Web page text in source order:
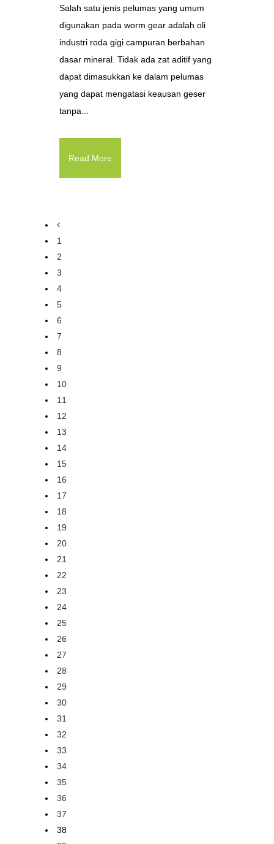
Salah satu jenis pelumas yang umum
digunakan pada worm gear adalah oli
industri roda gigi campuran berbahan
dasar mineral. Tidak ada zat aditif yang
dapat dimasukkan ke dalam pelumas
yang dapat mengatasi keausan geser
tanpa...
Read More
1
2
3
4
5
6
7
8
9
10
11
12
13
14
15
16
17
18
19
20
21
22
23
24
25
26
27
28
29
30
31
32
33
34
35
36
37
38